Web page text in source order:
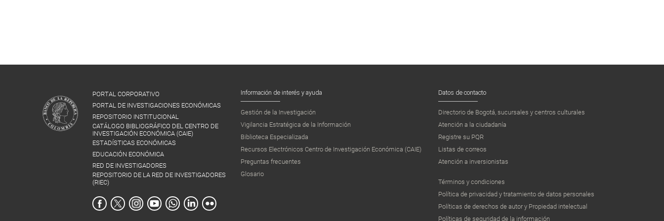
PORTAL CORPORATIVO
PORTAL DE INVESTIGACIONES ECONÓMICAS
REPOSITORIO INSTITUCIONAL
CATÁLOGO BIBLIOGRÁFICO DEL CENTRO DE
INVESTIGACIÓN ECONÓMICA (CAIE)
ESTADÍSTICAS ECONÓMICAS
EDUCACIÓN ECONÓMICA
RED DE INVESTIGADORES
REPOSITORIO DE LA RED DE INVESTIGADORES
(RIEC)
Información de interés y ayuda
Gestión de la Investigación
Vigilancia Estratégica de la Información
Biblioteca Especializada
Recursos Electrónicos Centro de Investigación Económica (CAIE)
Preguntas frecuentes
Glosario
Datos de contacto
Directorio de Bogotá, sucursales y centros culturales
Atención a la ciudadanía
Registre su PQR
Listas de correos
Atención a inversionistas
Términos y condiciones
Política de privacidad y tratamiento de datos personales
Políticas de derechos de autor y Propiedad intelectual
Políticas de seguridad de la información